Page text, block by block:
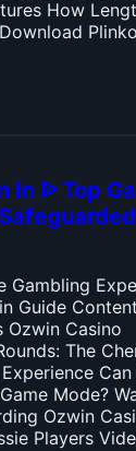
How
In ᐉ Top
Gambling
Guide
Ozwin Casino
The
Can
Mode?
Ozwin
Players